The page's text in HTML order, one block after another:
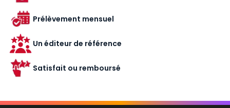
Prélèvement mensuel
Un éditeur de référence
Satisfait ou remboursé